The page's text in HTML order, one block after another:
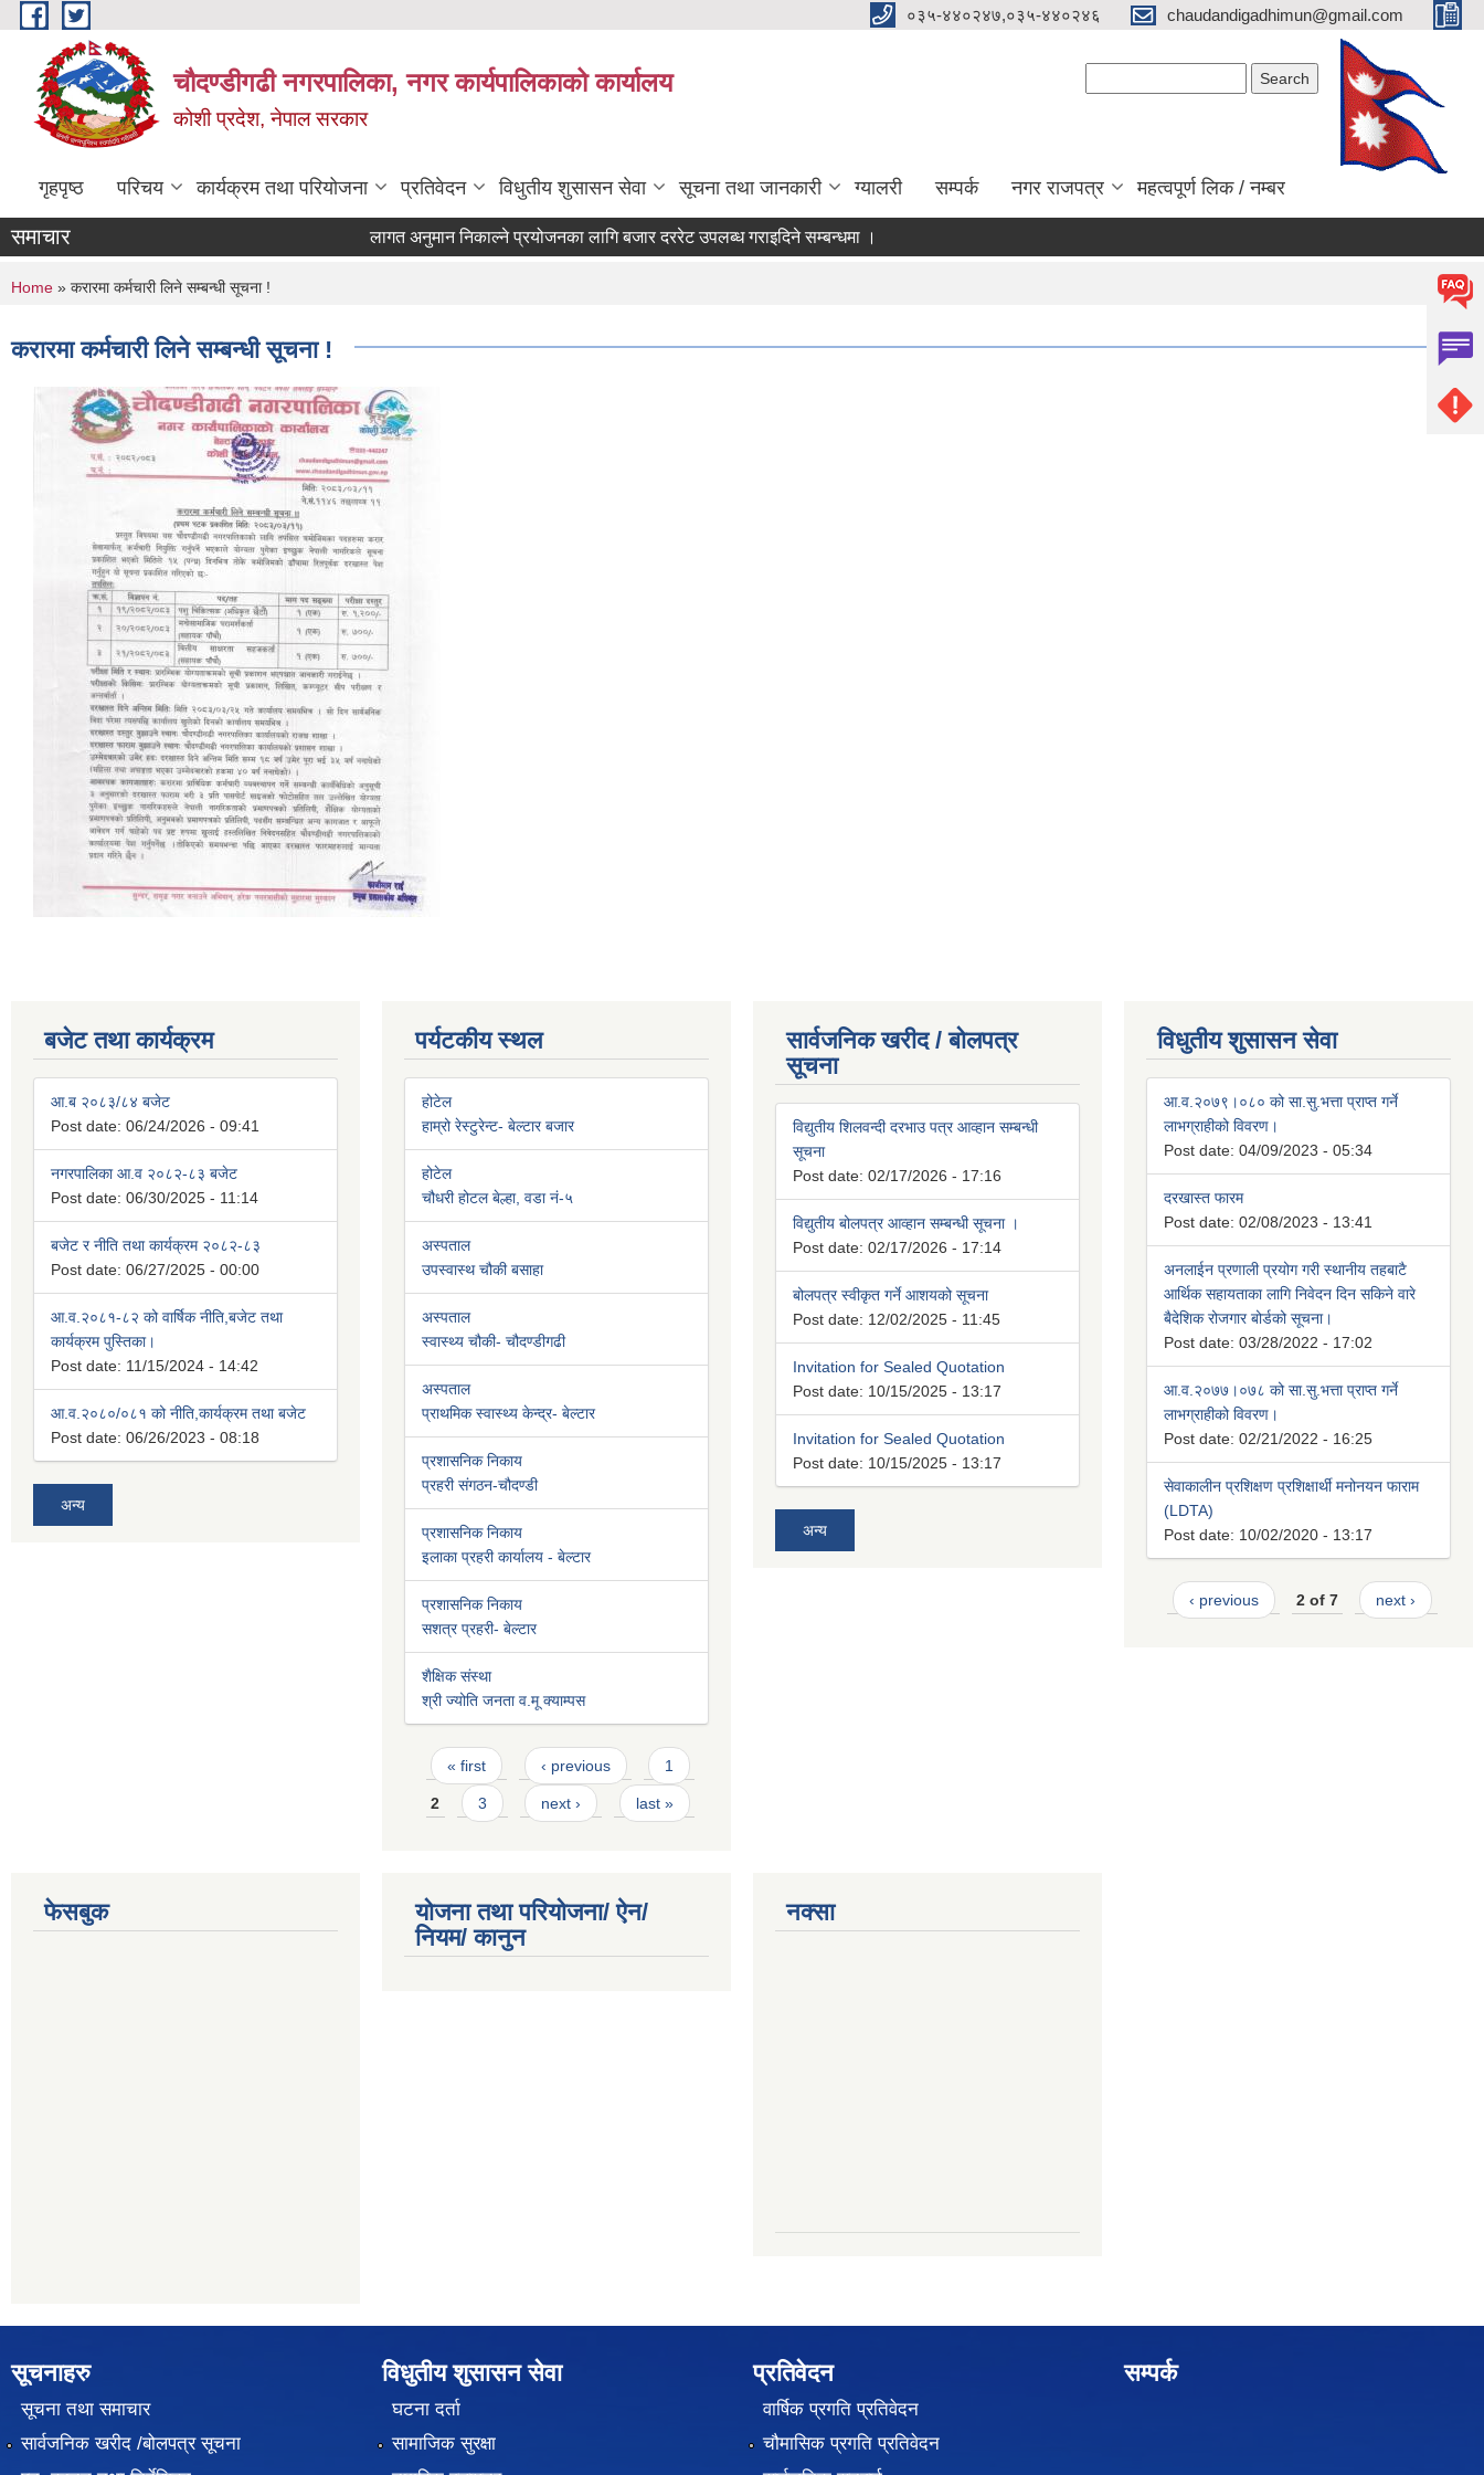
Skip to main content ०३५-४४०२४७,०३५-४४०२४६ chaudandigadhimun@gmail.com
चौदण्डीगढी नगरपालिका, नगर कार्यपालिकाको कार्यालय
कोशी प्रदेश, नेपाल सरकार
गृहपृष्ठ परिचय कार्यक्रम तथा परियोजना प्रतिवेदन विधुतीय शुसासन सेवा सूचना तथा जानकारी ग्यालरी सम्पर्क नगर राजपत्र महत्वपूर्ण लिक / नम्बर
समाचार लागत अनुमान निकाल्ने प्रयोजनका लागि बजार दररेट उपलब्ध गराइदिने सम्बन्धमा ।
खोपकर्ता (भ्याक्सिनेटर) आवश्यकता सम्वन्धी सूचना।
You are here
Home » करारमा कर्मचारी लिने सम्बन्धी सूचना !
करारमा कर्मचारी लिने सम्बन्धी सूचना !
बजेट तथा कार्यक्रम
आ.ब २०८३/८४ बजेट
Post date: 06/24/2026 - 09:41
नगरपालिका आ.व २०८२-८३ बजेट
Post date: 06/30/2025 - 11:14
बजेट र नीति तथा कार्यक्रम २०८२-८३
Post date: 06/27/2025 - 00:00
आ.व.२०८१-८२ को वार्षिक नीति,बजेट तथा
कार्यक्रम पुस्तिका।
Post date: 11/15/2024 - 14:42
आ.व.२०८०/०८१ को नीति,कार्यक्रम तथा बजेट
Post date: 06/26/2023 - 08:18
अन्य
पर्यटकीय स्थल
होटेल
हाम्रो रेस्टुरेन्ट- बेल्टार बजार
होटेल
चौधरी होटल बेल्हा, वडा नं-५
अस्पताल
उपस्वास्थ चौकी बसाहा
अस्पताल
स्वास्थ्य चौकी- चौदण्डीगढी
अस्पताल
प्राथमिक स्वास्थ्य केन्द्र- बेल्टार
प्रशासनिक निकाय
प्रहरी संगठन-चौदण्डी
प्रशासनिक निकाय
इलाका प्रहरी कार्यालय - बेल्टार
प्रशासनिक निकाय
सशत्र प्रहरी- बेल्टार
शैक्षिक संस्था
श्री ज्योति जनता व.मू क्याम्पस
Pages
« first ‹ previous 1
2 3 next › last »
सार्वजनिक खरीद / बोलपत्र
सूचना
विद्युतीय शिलवन्दी दरभाउ पत्र आव्हान सम्बन्धी
सूचना
Post date: 02/17/2026 - 17:16
विद्युतीय बोलपत्र आव्हान सम्बन्धी सूचना ।
Post date: 02/17/2026 - 17:14
बोलपत्र स्वीकृत गर्ने आशयको सूचना
Post date: 12/02/2025 - 11:45
Invitation for Sealed Quotation
Post date: 10/15/2025 - 13:17
Invitation for Sealed Quotation
Post date: 10/15/2025 - 13:17
अन्य
विधुतीय शुसासन सेवा
आ.व.२०७९।०८० को सा.सु.भत्ता प्राप्त गर्ने
लाभग्राहीको विवरण।
Post date: 04/09/2023 - 05:34
दरखास्त फारम
Post date: 02/08/2023 - 13:41
अनलाईन प्रणाली प्रयोग गरी स्थानीय तहबाटै
आर्थिक सहायताका लागि निवेदन दिन सकिने वारे
बैदेशिक रोजगार बोर्डको सूचना।
Post date: 03/28/2022 - 17:02
आ.व.२०७७।०७८ को सा.सु.भत्ता प्राप्त गर्ने
लाभग्राहीको विवरण।
Post date: 02/21/2022 - 16:25
सेवाकालीन प्रशिक्षण प्रशिक्षार्थी मनोनयन फाराम
(LDTA)
Post date: 10/02/2020 - 13:17
‹ previous 2 of 7 next ›
फेसबुक
योजना तथा परियोजना/ ऐन/
नियम/ कानुन
नक्सा
सूचनाहरु
सूचना तथा समाचार
सार्वजनिक खरीद /बोलपत्र सूचना
विधुतीय शुसासन सेवा
घटना दर्ता
सामाजिक सुरक्षा
प्रतिवेदन
वार्षिक प्रगति प्रतिवेदन
चौमासिक प्रगति प्रतिवेदन
सम्पर्क